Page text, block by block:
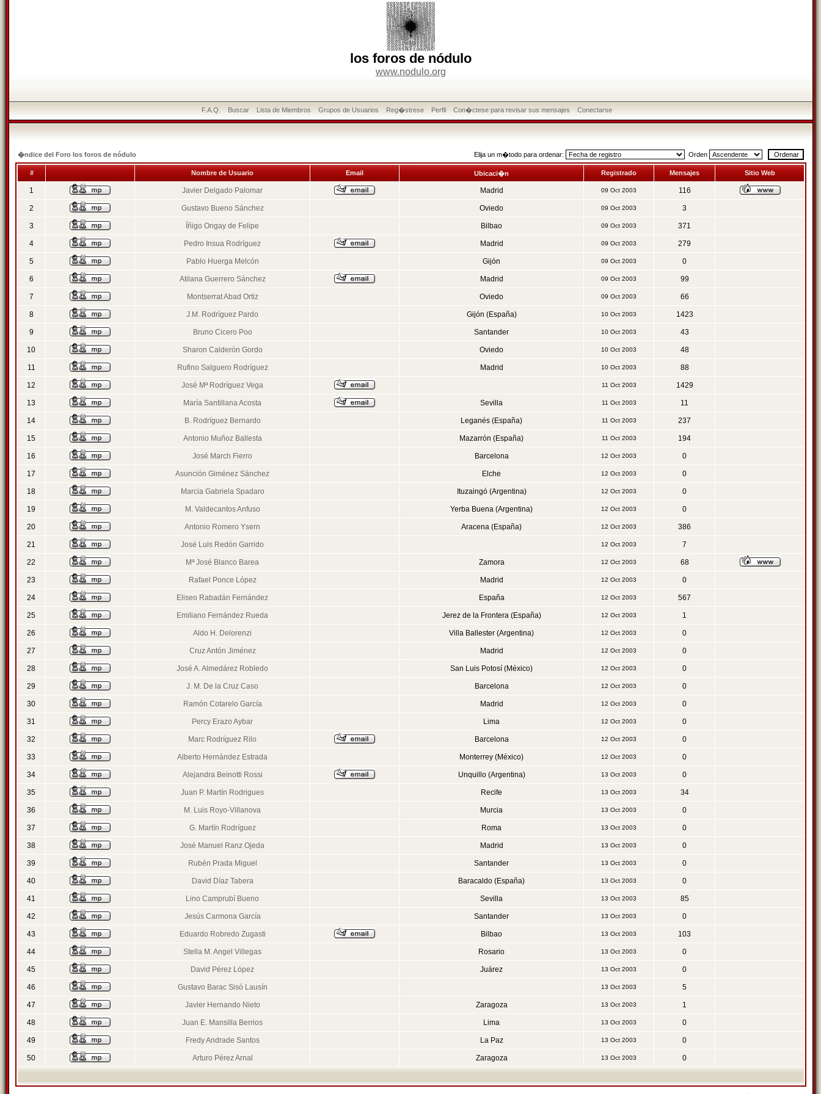
los foros de nódulo
www.nodulo.org
F.A.Q. Buscar Lista de Miembros Grupos de Usuarios Reg�strese Perfil Con�ctese para revisar sus mensajes Conectarse
�ndice del Foro los foros de nódulo Elija un m�todo para ordenar: Orden
# Nombre de Usuario Email Ubicaci�n Registrado Mensajes Sitio Web
1 Javier Delgado Palomar Madrid 09 Oct 2003 116
2 Gustavo Bueno Sánchez Oviedo 09 Oct 2003 3
3 Íñigo Ongay de Felipe Bilbao 09 Oct 2003 371
4 Pedro Insua Rodríguez Madrid 09 Oct 2003 279
5 Pablo Huerga Melcón Gijón 09 Oct 2003 0
6 Atilana Guerrero Sánchez Madrid 09 Oct 2003 99
7 Montserrat Abad Ortiz Oviedo 09 Oct 2003 66
8 J.M. Rodríguez Pardo Gijón (España) 10 Oct 2003 1423
9 Bruno Cicero Poo Santander 10 Oct 2003 43
10 Sharon Calderón Gordo Oviedo 10 Oct 2003 48
11 Rufino Salguero Rodríguez Madrid 10 Oct 2003 88
12 José Mª Rodríguez Vega 11 Oct 2003 1429
13 María Santillana Acosta Sevilla 11 Oct 2003 11
14 B. Rodríguez Bernardo Leganés (España) 11 Oct 2003 237
15 Antonio Muñoz Ballesta Mazarrón (España) 11 Oct 2003 194
16 José March Fierro Barcelona 12 Oct 2003 0
17 Asunción Giménez Sánchez Elche 12 Oct 2003 0
18 Marcia Gabriela Spadaro Ituzaingó (Argentina) 12 Oct 2003 0
19 M. Valdecantos Anfuso Yerba Buena (Argentina) 12 Oct 2003 0
20 Antonio Romero Ysern Aracena (España) 12 Oct 2003 386
21 José Luis Redón Garrido 12 Oct 2003 7
22 Mª José Blanco Barea Zamora 12 Oct 2003 68
23 Rafael Ponce López Madrid 12 Oct 2003 0
24 Eliseo Rabadán Fernández España 12 Oct 2003 567
25 Emiliano Fernández Rueda Jerez de la Frontera (España) 12 Oct 2003 1
26 Aldo H. Delorenzi Villa Ballester (Argentina) 12 Oct 2003 0
27 Cruz Antón Jiménez Madrid 12 Oct 2003 0
28 José A. Almedárez Robledo San Luis Potosí (México) 12 Oct 2003 0
29 J. M. De la Cruz Caso Barcelona 12 Oct 2003 0
30 Ramón Cotarelo García Madrid 12 Oct 2003 0
31 Percy Erazo Aybar Lima 12 Oct 2003 0
32 Marc Rodríguez Rilo Barcelona 12 Oct 2003 0
33 Alberto Hernández Estrada Monterrey (México) 12 Oct 2003 0
34 Alejandra Beinotti Rossi Unquillo (Argentina) 13 Oct 2003 0
35 Juan P. Martín Rodrigues Recife 13 Oct 2003 34
36 M. Luis Royo-Villanova Murcia 13 Oct 2003 0
37 G. Martín Rodríguez Roma 13 Oct 2003 0
38 José Manuel Ranz Ojeda Madrid 13 Oct 2003 0
39 Rubén Prada Miguel Santander 13 Oct 2003 0
40 David Díaz Tabera Baracaldo (España) 13 Oct 2003 0
41 Lino Camprubí Bueno Sevilla 13 Oct 2003 85
42 Jesús Carmona García Santander 13 Oct 2003 0
43 Eduardo Robredo Zugasti Bilbao 13 Oct 2003 103
44 Stella M. Angel Villegas Rosario 13 Oct 2003 0
45 David Pérez López Juárez 13 Oct 2003 0
46 Gustavo Barac Sisó Lausín 13 Oct 2003 5
47 Javier Hernando Nieto Zaragoza 13 Oct 2003 1
48 Juan E. Mansilla Berrios Lima 13 Oct 2003 0
49 Fredy Andrade Santos La Paz 13 Oct 2003 0
50 Arturo Pérez Arnal Zaragoza 13 Oct 2003 0